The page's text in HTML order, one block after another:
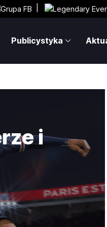
Publicystyka
i